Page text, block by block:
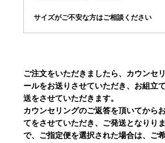
サイズがご不安な方はご相談ください
ご注文をいただきましたら、カウンセ
ールをお送りさせていただき、お組立
送をさせていただきます。
カウンセリングのご返答を頂いてから
てをさせていただき、ご発送となりり
で、ご指定便を選択された場合は、ご